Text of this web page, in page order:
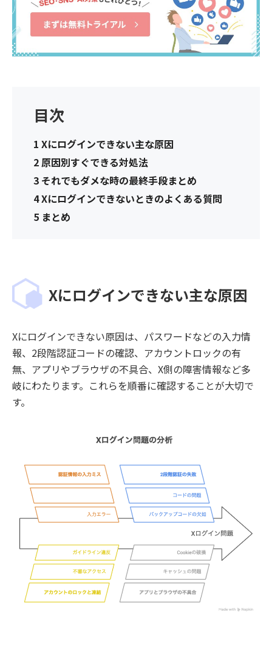
目次
1 Xにログインできない主な原因
2原因別すぐできる対処法
3 それでもダメな時の最終手段まとめ
4Xにログインできないときのよくある質問
5 まとめ
Xにログインできない主な原因
Xにログインできない原因は、パスワードなどの入力情
報、2段階認証コードの確認、アカウントロックの有
無、アプリやブラウザの不具合、X側の障害情報など多
岐にわたります。これらを順番に確認することが大切で
す。